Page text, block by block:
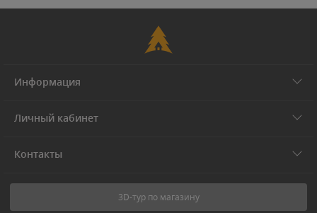
Информация
Личный кабинет
Контакты
3D-тур по магазину